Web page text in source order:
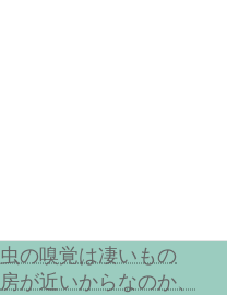
の嗅覚は凄いもの
が近いからなのか、